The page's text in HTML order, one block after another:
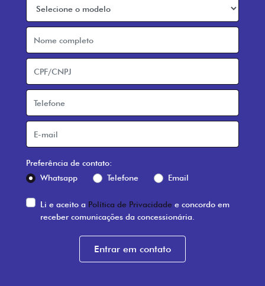
Preferência de contato:
Whatsapp
Telefone Email
Li e aceito a Política de Privacidade e concordo em
receber comunicações da concessionária.
Entrar em contato